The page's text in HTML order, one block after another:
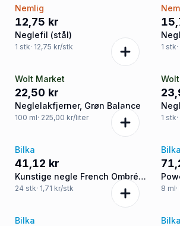
Nemlig
12,75 kr
Neglefil (stål)
1 stk· 12,75 kr/stk 1 stk
Wolt Market
22,50 kr
Neglelakfjerner, Grøn Balance
100 ml· 225,00 kr/liter 1 stk
Bilka
41,12 kr
Kunstige negle French Ombré
m. lim
24 stk· 1,71 kr/stk
Bilka
8 ml
Bilka Bilka